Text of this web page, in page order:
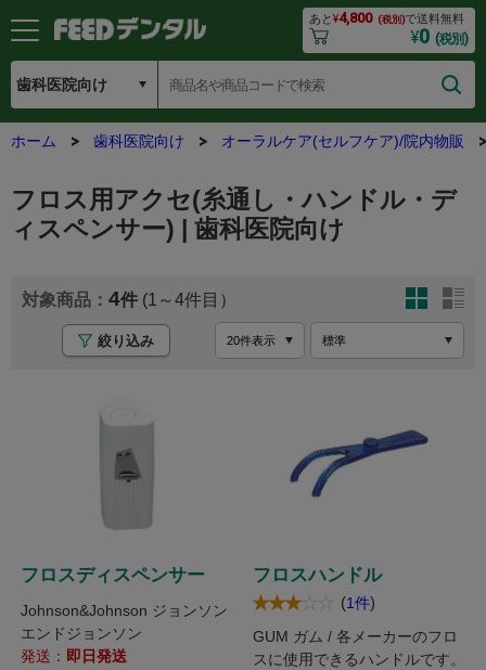
あと¥4,800 (税別)で送料無料
¥0 (税別)
ホーム 歯科医院向け オーラルケア(セルフケア)/院内物販
フロス用アクセ(糸通し・ハンドル・デ
ィスペンサー) | 歯科医院向け
4 (1～4
絞り込み
フロスディスペンサー
Johnson&Johnson ジョンソン
エンドジョンソン
発送： 即日発送
フロスハンドル
(1件)
GUM ガム / 各メーカーのフロ
スに使用できるハンドルです。